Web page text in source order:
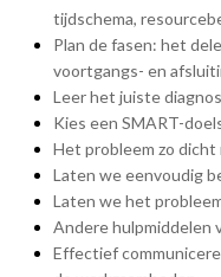
tijdschema,
Plan de fasen: het
voortgangs- en
Leer het juiste
Kies een SMART-
Het probleem zo dicht
Laten we eenvoudig
Laten we het
Andere hulpmiddelen
Effectief